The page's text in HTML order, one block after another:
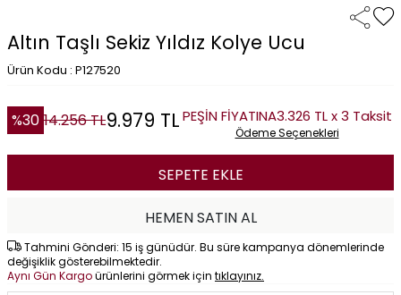
Altın Taşlı Sekiz Yıldız Kolye Ucu
Ürün Kodu : P127520
%30 14.256TL9.979 TLPEŞİN FİYATINA3.326 TL x 3 Taksit
Ödeme Seçenekleri
SEPETE EKLE
HEMEN SATIN AL
Tahmini Gönderi: 15 iş günüdür. Bu süre kampanya dönemlerinde
değişiklik gösterebilmektedir.
Aynı Gün Kargoürünlerini görmek için tıklayınız.